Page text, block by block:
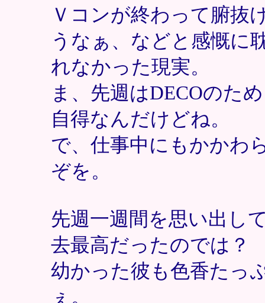
Ｖコンが終わって腑抜
うなぁ、などと感慨に
れなかった現実。
ま、先週はDECOのた
自得なんだけどね。
で、仕事中にもかかわ
ぞを。
先週一週間を思い出し
去最高だったのでは？
幼かった彼も色香たっ
ぇ。